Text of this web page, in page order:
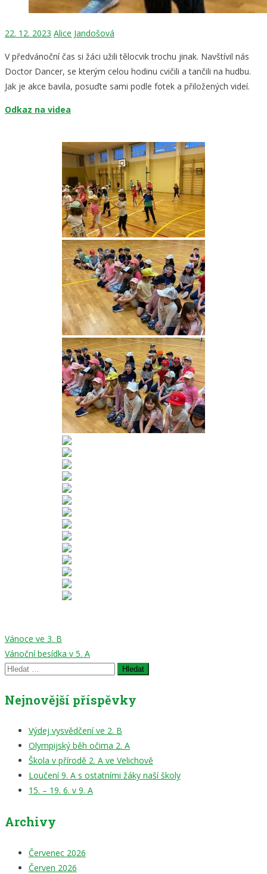
22. 12. 2023 Alice Jandošová
V předvánoční čas si žáci užili tělocvik trochu jinak. Navštívil nás
Doctor Dancer, se kterým celou hodinu cvičili a tančili na hudbu.
Jak je akce bavila, posuďte sami podle fotek a přiložených videí.
Odkaz na videa
Navigace
pro
příspěvek
Vánoce ve 3. B
Vánoční besídka v 5. A
Vyhledávání
Nejnovější příspěvky
Výdej vysvědčení ve 2. B
Olympijský běh očima 2. A
Škola v přírodě 2. A ve Velichově
Loučení 9. A s ostatními žáky naší školy
15. – 19. 6. v 9. A
Archivy
Červenec 2026
Červen 2026